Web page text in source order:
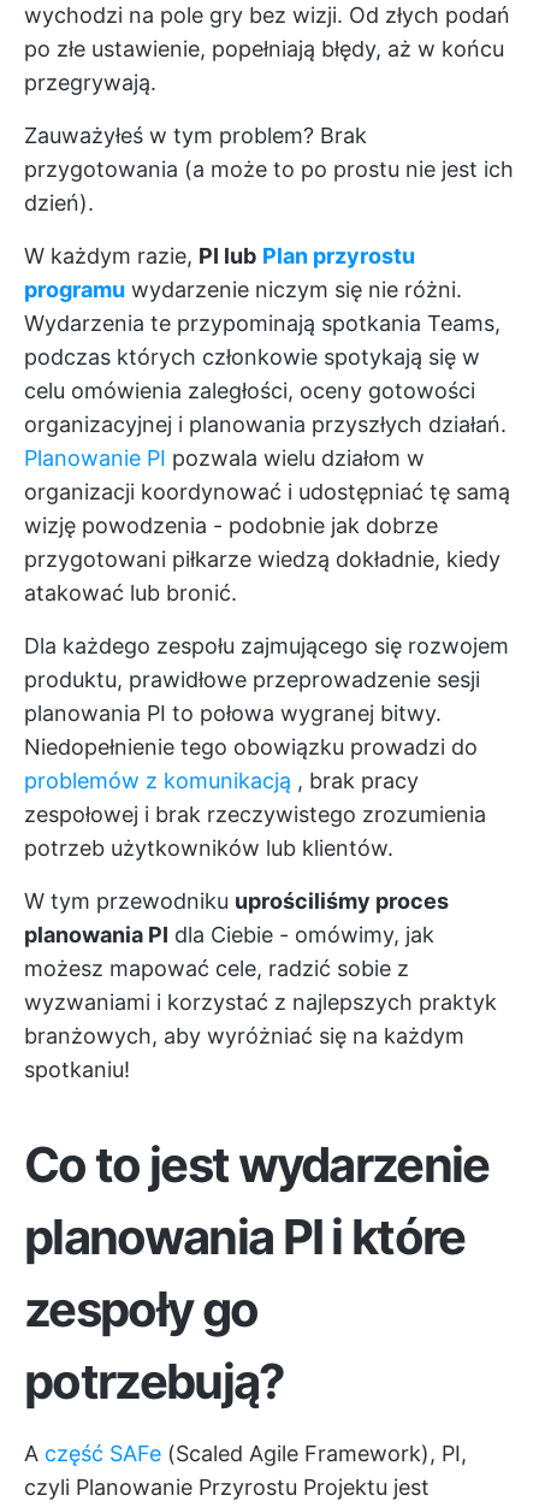
wychodzi na pole gry bez wizji. Od złych podań
po złe ustawienie, popełniają błędy, aż w końcu
przegrywają.
Zauważyłeś w tym problem? Brak
przygotowania (a może to po prostu nie jest ich
dzień).
W każdym razie, PI lub Plan przyrostu
programu wydarzenie niczym się nie różni.
Wydarzenia te przypominają spotkania Teams,
podczas których członkowie spotykają się w
celu omówienia zaległości, oceny gotowości
organizacyjnej i planowania przyszłych działań.
Planowanie PI pozwala wielu działom w
organizacji koordynować i udostępniać tę samą
wizję powodzenia - podobnie jak dobrze
przygotowani piłkarze wiedzą dokładnie, kiedy
atakować lub bronić.
Dla każdego zespołu zajmującego się rozwojem
produktu, prawidłowe przeprowadzenie sesji
planowania PI to połowa wygranej bitwy.
Niedopełnienie tego obowiązku prowadzi do
problemów z komunikacją , brak pracy
zespołowej i brak rzeczywistego zrozumienia
potrzeb użytkowników lub klientów.
W tym przewodniku uprościliśmy proces
planowania PI dla Ciebie - omówimy, jak
możesz mapować cele, radzić sobie z
wyzwaniami i korzystać z najlepszych praktyk
branżowych, aby wyróżniać się na każdym
spotkaniu!
Co to jest wydarzenie
planowania PI i które
zespoły go
potrzebują?
A część SAFe (Scaled Agile Framework), PI,
czyli Planowanie Przyrostu Projektu jest